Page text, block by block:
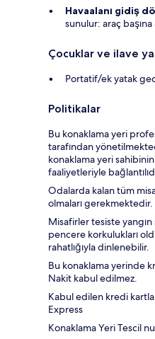
Havaalanı gidiş
sunulur: araç
Çocuklar ve ilave
Portatif/ek yatak
Politikalar
Bu konaklama yeri
tarafından
konaklama yeri
faaliyetleriyle
Odalarda kalan tüm
olmaları gerekmektedir.
Misafirler tesiste
pencere korkulukları
rahatlığıyla dinlenebilir.
Bu konaklama yerinde
Nakit kabul edilmez.
Kabul edilen kredi
Express
Konaklama Yeri Tescil